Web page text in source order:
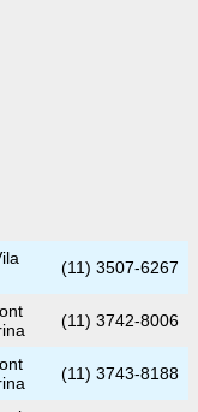
(11) 3507-6267
(11) 3742-8006
(11) 3743-8188